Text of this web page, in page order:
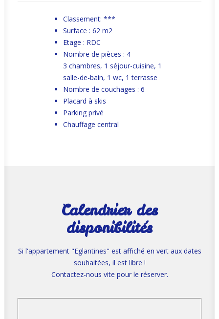
Classement: ***
Surface : 62 m2
Etage : RDC
Nombre de pièces : 4
3 chambres, 1 séjour-cuisine, 1
salle-de-bain, 1 wc, 1 terrasse
Nombre de couchages : 6
Placard à skis
Parking privé
Chauffage central
Calendrier des
disponibilités
Si l'appartement "Eglantines" est affiché en vert aux dates
souhaitées, il est libre !
Contactez-nous vite pour le réserver.